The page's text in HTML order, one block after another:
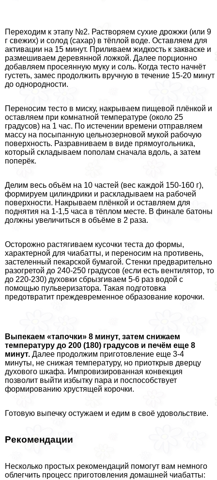
Переходим к этапу №2. Растворяем сухие дрожжи (или 9
г свежих) и солод (сахар) в тёплой воде. Оставляем для
активации на 15 минут. Приливаем жидкость к закваске и
размешиваем деревянной ложкой. Далее порционно
добавляем просеянную муку и соль. Когда тесто начнёт
густеть, замес продолжить вручную в течение 15-20 минут
до однородности.
Переносим тесто в миску, накрываем пищевой плёнкой и
оставляем при комнатной температуре (около 25
градусов) на 1 час. По истечении времени отправляем
массу на посыпанную цельнозерновой мукой рабочую
поверхность. Разравниваем в виде прямоугольника,
который складываем пополам сначала вдоль, а затем
поперёк.
Делим весь объём на 10 частей (вес каждой 150-160 г),
формируем цилиндрики и раскладываем на рабочей
поверхности. Накрываем плёнкой и оставляем для
поднятия на 1-1,5 часа в тёплом месте. В финале батоны
должны увеличиться в объёме в 2 раза.
Осторожно растягиваем кусочки теста до формы,
хаpaктерной для чиабатты, и переносим на противень,
застеленный пекарской бумагой. Стенки предварительно
разогретой до 240-250 градусов (если есть вентилятор, то
до 220-230) духовки сбрызгиваем 5-6 раз водой с
помощью пульверизатора. Такая подготовка
предотвратит преждевременное образование корочки.
Выпекаем «тапочки» 8 минут, затем снижаем
температуру до 200 (180) градусов и печём еще 8
минут. Далее продолжим приготовление еще 3-4
минуты, не снижая температуру, но приоткрыв дверцу
духового шкафа. Импровизированная конвекция
позволит выйти избытку пара и поспособствует
формированию хрустящей корочки.
Готовую выпечку остужаем и едим в своё удовольствие.
Рекомендации
Несколько простых рекомендаций помогут вам немного
облегчить процесс приготовления домашней чиабатты: